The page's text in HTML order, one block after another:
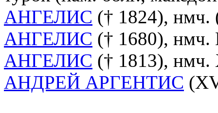
АНГЕЛИС († 1824), нмч.
АНГЕЛИС († 1680), нмч.
АНГЕЛИС († 1813), нмч.
АНДРЕЙ АРГЕНТИС